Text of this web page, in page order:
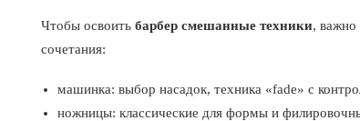
Чтобы освоить барбер смешанные техники, важно
сочетания:
машинка: выбор насадок, техника «fade» с
ножницы: классические для формы и